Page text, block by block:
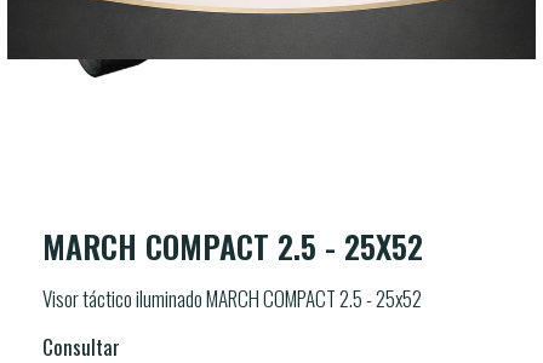
MARCH COMPACT 2.5 - 25X52
Visor táctico iluminado MARCH COMPACT 2.5 - 25x52
Consultar